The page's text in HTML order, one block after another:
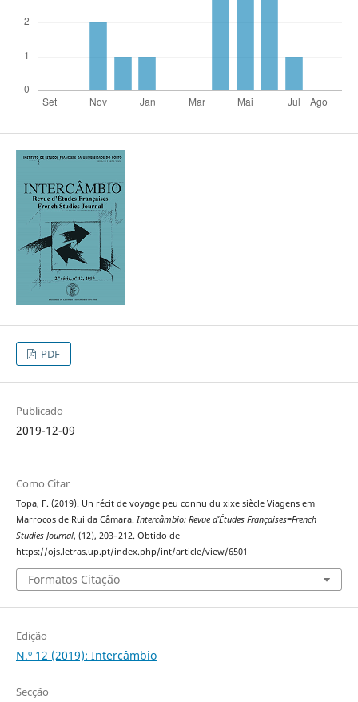
PDF
Publicado
2019-12-09
Como Citar
Topa, F. (2019). Un récit de voyage peu connu du xixe siècle Viagens em
Marrocos de Rui da Câmara. Intercâmbio: Revue d’Études Françaises=French
Studies Journal, (12), 203–212. Obtido de
https://ojs.letras.up.pt/index.php/int/article/view/6501
Formatos Citação
Edição
N.º 12 (2019): Intercâmbio
Secção